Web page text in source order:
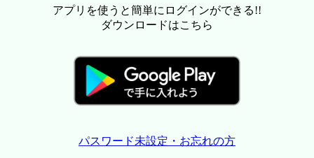
アプリを使うと簡単にログインができる!!
ダウンロードはこちら
パスワード未設定・お忘れの方